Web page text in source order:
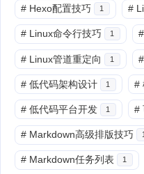
# Hexo配置技巧 1 #
# Linux命令行技巧 1 #
# Linux管道重定向 1 #
# 低代码架构设计 1 #
# 低代码平台开发 1 #
# Markdown高级排版技巧 1
# Markdown任务列表 1